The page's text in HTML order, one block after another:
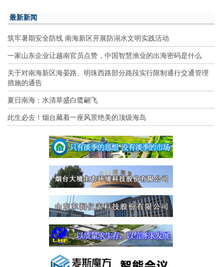
最新新闻
筑牢暑期安全防线 南海新区开展防溺水文明实践活动
一家山东企业让越南官员点赞，中国智慧渔业的出海密码是什么
关于对南海新区海晏路、明珠西路部分路段实行限制通行交通管理
措施的通告
夏日南海：水清草盛白鹭翩飞
此生必去！烟台藏着一座风景绝美的顶级海岛